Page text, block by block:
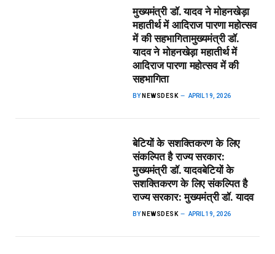
मुख्यमंत्री डॉ. यादव ने मोहनखेड़ा
महातीर्थ में आदिराज पारणा महोत्सव
में की सहभागिता​मुख्यमंत्री डॉ.
यादव ने मोहनखेड़ा महातीर्थ में
आदिराज पारणा महोत्सव में की
सहभागिता
BY NEWSDESK APRIL 19, 2026
बेटियों के सशक्तिकरण के लिए
संकल्पित है राज्य सरकार:
मुख्यमंत्री डॉ. यादव​बेटियों के
सशक्तिकरण के लिए संकल्पित है
राज्य सरकार: मुख्यमंत्री डॉ. यादव
BY NEWSDESK APRIL 19, 2026